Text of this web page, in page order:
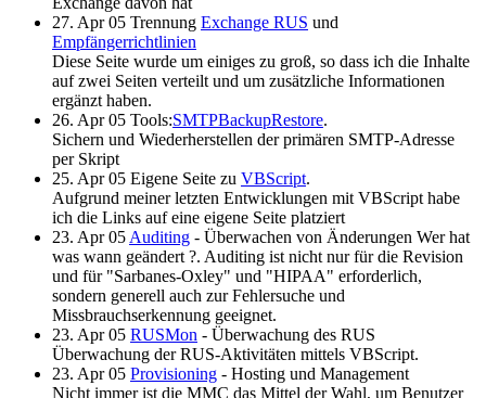
27. Apr 05 Trennung Exchange RUS und
Empfängerrichtlinien
Diese Seite wurde um einiges zu groß, so dass ich die Inhalte
auf zwei Seiten verteilt und um zusätzliche Informationen
ergänzt haben.
26. Apr 05 Tools:SMTPBackupRestore.
Sichern und Wiederherstellen der primären SMTP-Adresse
per Skript
25. Apr 05 Eigene Seite zu VBScript.
Aufgrund meiner letzten Entwicklungen mit VBScript habe
ich die Links auf eine eigene Seite platziert
23. Apr 05 Auditing - Überwachen von Änderungen Wer hat
was wann geändert ?. Auditing ist nicht nur für die Revision
und für "Sarbanes-Oxley" und "HIPAA" erforderlich,
sondern generell auch zur Fehlersuche und
Missbrauchserkennung geeignet.
23. Apr 05 RUSMon - Überwachung des RUS
Überwachung der RUS-Aktivitäten mittels VBScript.
23. Apr 05 Provisioning - Hosting und Management
Nicht immer ist die MMC das Mittel der Wahl, um Benutzer